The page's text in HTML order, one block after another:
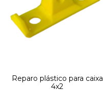
Reparo plástico para caixa
4x2